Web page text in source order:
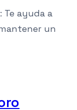
: Te ayuda a
un